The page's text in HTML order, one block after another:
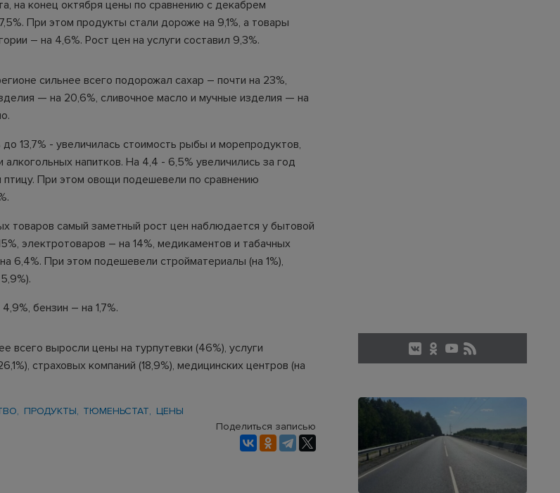
на конец октября цены по сравнению с декабрем
При этом продукты стали дороже на 9,1%, а товары
– на 4,6%. Рост цен на услуги составил 9,3%.
сильнее всего подорожал сахар – почти на 23%,
— на 20,6%, сливочное масло и мучные изделия — на
13,7% - увеличилась стоимость рыбы и морепродуктов,
напитков. На 4,4 - 6,5% увеличились за год
птицу. При этом овощи подешевели по сравнению
товаров самый заметный рост цен наблюдается у бытовой
электротоваров – на 14%, медикаментов и табачных
6,4%. При этом подешевели стройматериалы (на 1%),
бензин – на 1,7%.
всего выросли цены на турпутевки (46%), услуги
страховых компаний (18,9%), медицинских центров (на
ПРОДУКТЫ ТЮМЕНЬСТАТ
ЦЕНЫ
Поделиться записью